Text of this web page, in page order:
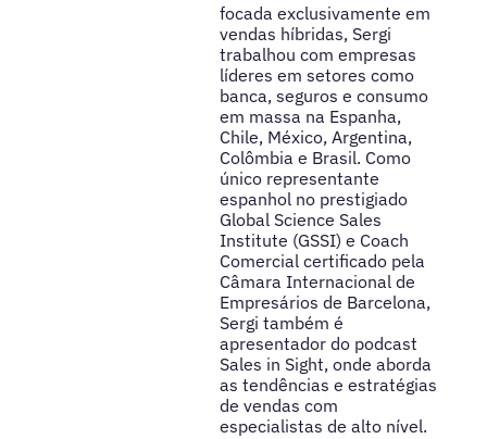
focada exclusivamente em
vendas híbridas, Sergi
trabalhou com empresas
líderes em setores como
banca, seguros e consumo
em massa na Espanha,
Chile, México, Argentina,
Colômbia e Brasil. Como
único representante
espanhol no prestigiado
Global Science Sales
Institute (GSSI) e Coach
Comercial certificado pela
Câmara Internacional de
Empresários de Barcelona,
Sergi também é
apresentador do podcast
Sales in Sight, onde aborda
as tendências e estratégias
de vendas com
especialistas de alto nível.